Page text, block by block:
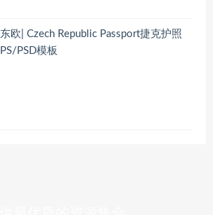
东欧| Czech Republic Passport捷克护照
PS/PSD模板